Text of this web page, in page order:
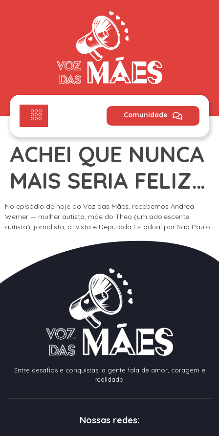
Comunidade
ACHEI QUE NUNCA
MAIS SERIA FELIZ…
No episódio de hoje do Voz das Mães, recebemos Andrea
Werner — mulher autista, mãe do Theo (um adolescente
autista), jornalista, ativista e Deputada Estadual por São Paulo.
Entre desafios e conquistas, a gente fala de amor, coragem e
realidade.
Nossas redes: